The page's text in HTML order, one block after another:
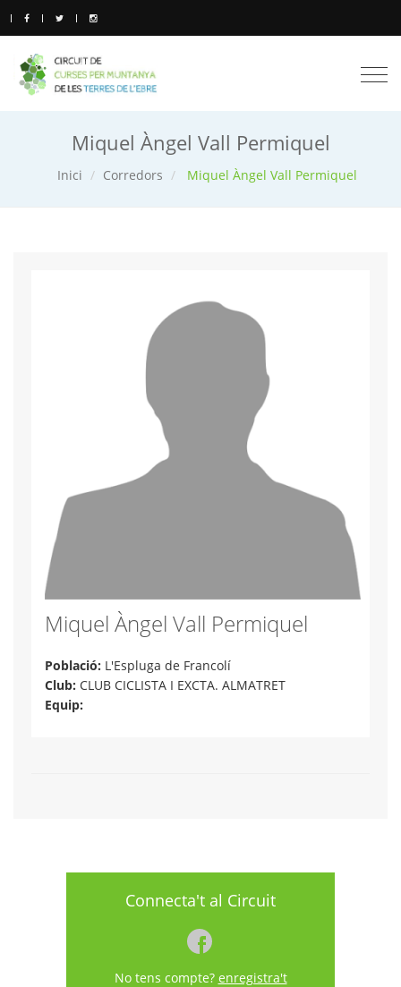
Miquel Àngel Vall Permiquel
Inici Corredors Miquel Àngel Vall Permiquel
Miquel Àngel Vall Permiquel
Població: L'Espluga de Francolí
Club: CLUB CICLISTA I EXCTA. ALMATRET
Equip:
Connecta't al Circuit
No tens compte? enregistra't